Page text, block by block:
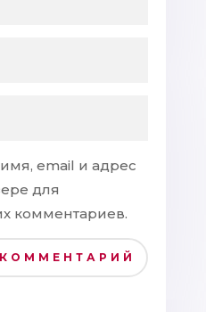
email и адрес
для
комментариев.